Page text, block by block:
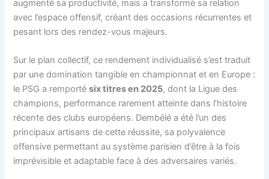
augmenté sa productivité, mais a transformé sa relation
avec l’espace offensif, créant des occasions récurrentes et
pesant lors des rendez-vous majeurs.
Sur le plan collectif, ce rendement individualisé s’est traduit
par une domination tangible en championnat et en Europe :
le PSG a remportésix titres en 2025, dont la Ligue des
champions, performance rarement atteinte dans l’histoire
récente des clubs européens. Dembélé a été l’un des
principaux artisans de cette réussite, sa polyvalence
offensive permettant au système parisien d’être à la fois
imprévisible et adaptable face à des adversaires variés.